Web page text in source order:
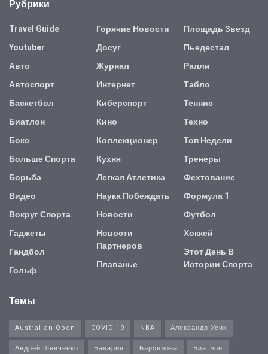
Рубрики
Travel Guide
Youtuber
Авто
Автоспорт
Баскетбол
Биатлон
Бокс
Больше Спорта
Борьба
Видео
Вокруг Спорта
Гаджеты
Гандбол
Гольф
Горячие Новости
Досуг
Журнал
Интернет
Киберспорт
Кино
Коллекционер
Кухня
Легкая Атлетика
Наука Побеждать
Новости
Новости
Партнеров
Плаванье
Площадь Звезд
Пьедестал
Ралли
Табло
Теннис
Техно
Топ Недели
Тренеры
Фехтование
Формула 1
Футбол
Хоккей
Этот День В
Истории Спорта
Темы
Australian Open COVID-19 NBA
Александр Усик
Андрей Шевченко
Бавария Барселона
Биатлон